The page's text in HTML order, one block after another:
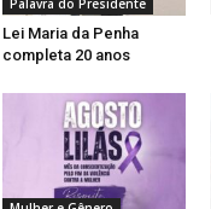
Palavra do Presidente
Lei Maria da Penha
completa 20 anos